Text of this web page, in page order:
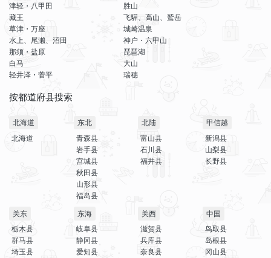
津轻・八甲田
藏王
草津・万座
水上、尾濑、沼田
那须・盐原
白马
轻井泽・菅平
胜山
飞驒、高山、鹫岳
城崎温泉
神户・六甲山
琵琶湖
大山
瑞穗
按都道府县搜索
北海道
北海道
东北
青森县
岩手县
宫城县
秋田县
山形县
福岛县
北陆
富山县
石川县
福井县
甲信越
新潟县
山梨县
长野县
关东
栃木县
群马县
埼玉县
东海
岐阜县
静冈县
爱知县
关西
滋贺县
兵库县
奈良县
中国
鸟取县
岛根县
冈山县